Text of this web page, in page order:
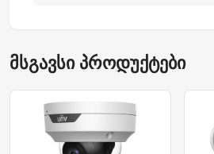
მსგავსი პროდუქტები